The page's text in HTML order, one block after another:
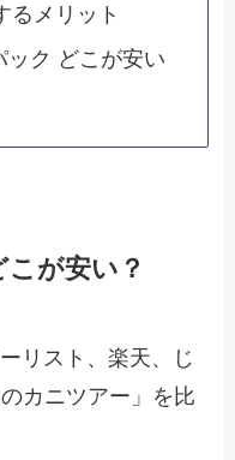
るメリット
ック どこが安い
が安い？
リスト、楽天、じ
カニツアー」を比